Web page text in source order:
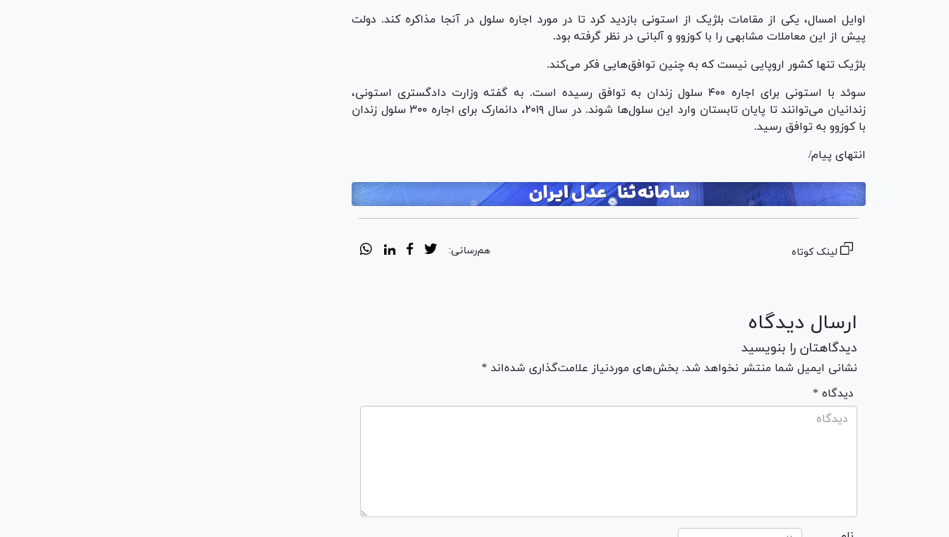
اوایل امسال، یکی از مقامات بلژیک از استونی بازدید کرد تا در مورد اجاره سلول در آنجا مذاکره کند. دولت
پیش از این معاملات مشابهی را با کوزوو و آلبانی در نظر گرفته بود.
بلژیک تنها کشور اروپایی نیست که به چنین توافق‌هایی فکر می‌کند.
سوئد با استونی برای اجاره ۴۰۰ سلول زندان به توافق رسیده است. به گفته وزارت دادگستری استونی،
زندانیان می‌توانند تا پایان تابستان وارد این سلول‌ها شوند. در سال ۲۰۱۹، دانمارک برای اجاره ۳۰۰ سلول زندان
با کوزوو به توافق رسید.
انتهای پیام/
لینک کوتاه هم‌رسانی:
ارسال دیدگاه
دیدگاهتان را بنویسید
نشانی ایمیل شما منتشر نخواهد شد. بخش‌های موردنیاز علامت‌گذاری شده‌اند *
* دیدگاه